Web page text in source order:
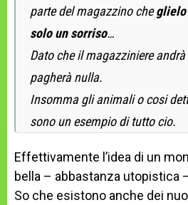
parte del magazzino cheglielo
solo un sorriso…
Dato che il magazziniere
pagherà nulla.
Insomma gli animali o cosi
sono un esempio di tutto cio.
Effettivamente l’idea di un
bella – abbastanza utopistica
So che esistono anche dei